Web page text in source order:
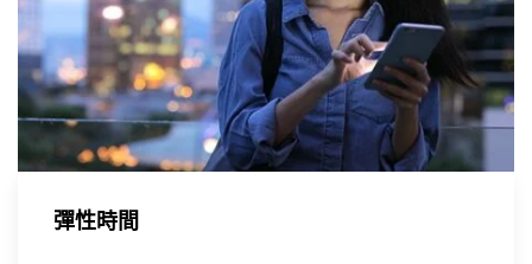
彈性時間